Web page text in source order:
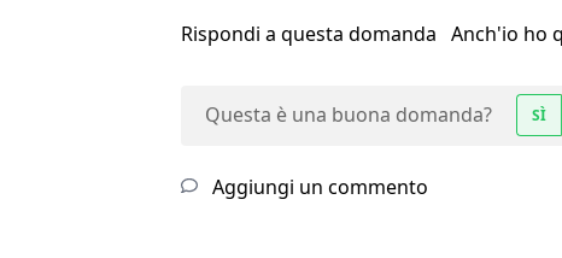
Rispondi a questa domanda Anch'io ho
Questa è una buona domanda? SÌ
Aggiungi un commento